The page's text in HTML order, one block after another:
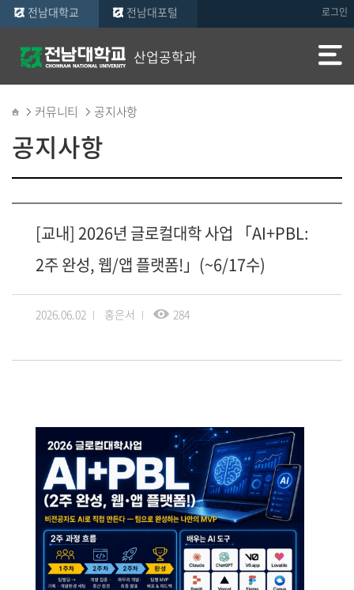
로그인
전남대학교 전남대포털
산업공학과
커뮤니티 공지사항
공지사항
[교내] 2026년 글로컬대학 사업 「AI+PBL:
2주 완성, 웹/앱 플랫폼!」(~6/17수)
2026.06.02 홍은서 284